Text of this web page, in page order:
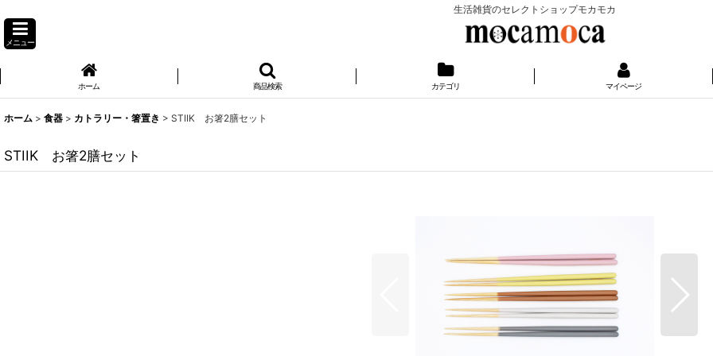
生活雑貨のセレクトショップモカモカ
メニュー
ホーム 商品検索 カテゴリ マイページ
ホーム > 食器 > カトラリー・箸置き > STIIK お箸2膳セット
STIIK お箸2膳セット